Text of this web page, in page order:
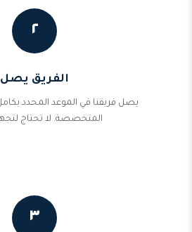
٢
الفريق يصل
يصل فريقنا في الموعد المحدد
المتخصصة. لا تحتاج
٣